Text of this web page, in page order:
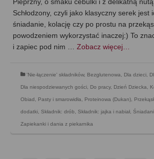
Schłodzony, czyli jako klasyczny serek jest
śniadanie, kolację czy po prostu na
powodzeniem wykorzystać inaczej:) To
i zapiec pod nim … Zobacz więcej…
'Nie-łączenie' składników, Bezglutenowa Dla dzieci
Dla niespodziewanych gości Do pracy, Dzień Dziecka
Obiad Pasty i smarowidła Proteinowa (Dukan)
dodatki Składnik: drób Składnik: jajka i nabiał
Zapiekanki i dania z piekarnika